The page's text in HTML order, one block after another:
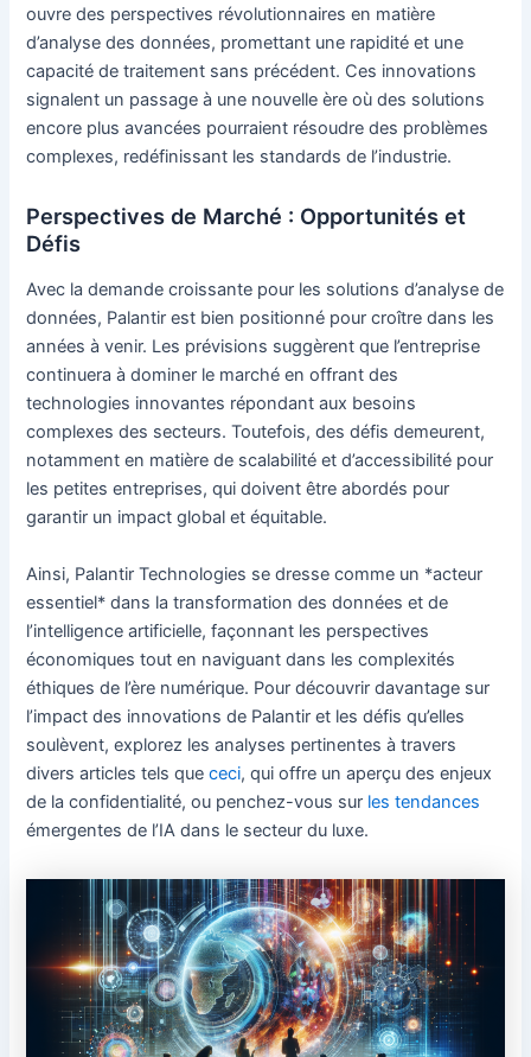
ouvre des perspectives révolutionnaires en matière
d’analyse des données, promettant une rapidité et une
capacité de traitement sans précédent. Ces innovations
signalent un passage à une nouvelle ère où des solutions
encore plus avancées pourraient résoudre des problèmes
complexes, redéfinissant les standards de l’industrie.
Perspectives de Marché : Opportunités et
Défis
Avec la demande croissante pour les solutions d’analyse de
données, Palantir est bien positionné pour croître dans les
années à venir. Les prévisions suggèrent que l’entreprise
continuera à dominer le marché en offrant des
technologies innovantes répondant aux besoins
complexes des secteurs. Toutefois, des défis demeurent,
notamment en matière de scalabilité et d’accessibilité pour
les petites entreprises, qui doivent être abordés pour
garantir un impact global et équitable.
Ainsi, Palantir Technologies se dresse comme un *acteur
essentiel* dans la transformation des données et de
l’intelligence artificielle, façonnant les perspectives
économiques tout en naviguant dans les complexités
éthiques de l’ère numérique. Pour découvrir davantage sur
l’impact des innovations de Palantir et les défis qu’elles
soulèvent, explorez les analyses pertinentes à travers
divers articles tels quececi, qui offre un aperçu des enjeux
de la confidentialité, ou penchez-vous sur les tendances
émergentes de l’IA dans le secteur du luxe.